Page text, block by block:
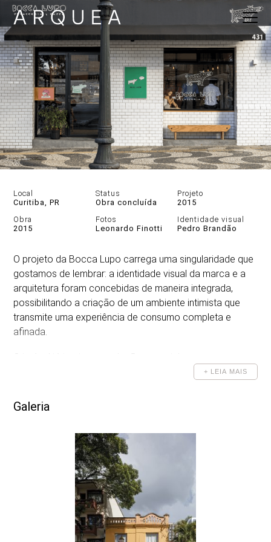
GALERIA
Local
Curitiba, PR
Status
Obra concluída
Projeto
2015
Obra
2015
Fotos
Leonardo Finotti
Identidade visual
Pedro Brandão
O projeto da Bocca Lupo carrega uma singularidade que
gostamos de lembrar: a identidade visual da marca e a
arquitetura foram concebidas de maneira integrada,
possibilitando a criação de um ambiente intimista que
transmite uma experiência de consumo completa e
afinada.
O imóvel já trazia uma relação especial com a rua que
impulsionamos com a inserção de duas grandes
Para um aproveitamento humano da fachada,
No interior há uma estrutura de fundação do tipo sapata
corrida que percorre todo o perímetro da focacceria,
transformando-se em um grande banco contínuo. A área
de atendimento é um volume preto com miolo em
compensado naval onde as focaccias são expostas,
+ LEIA MAIS
Galeria